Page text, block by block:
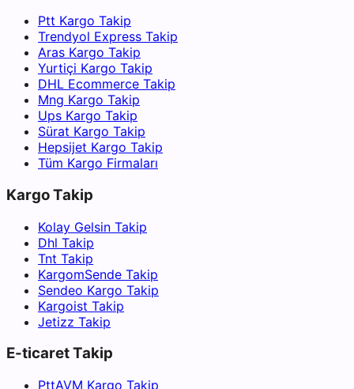
Ptt Kargo Takip
Trendyol Express Takip
Aras Kargo Takip
Yurtiçi Kargo Takip
DHL Ecommerce Takip
Mng Kargo Takip
Ups Kargo Takip
Sürat Kargo Takip
Hepsijet Kargo Takip
Tüm Kargo Firmaları
Kargo Takip
Kolay Gelsin Takip
Dhl Takip
Tnt Takip
KargomSende Takip
Sendeo Kargo Takip
Kargoist Takip
Jetizz Takip
E-ticaret Takip
PttAVM Kargo Takip